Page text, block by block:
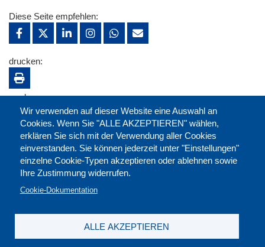
Wir verwenden auf dieser Website eine Auswahl an
Cookies. Wenn Sie "ALLE AKZEPTIEREN" wählen,
erklären Sie sich mit der Verwendung aller Cookies
einverstanden. Sie können jederzeit unter "Einstellungen"
einzelne Cookie-Typen akzeptieren oder ablehnen sowie
Ihre Zustimmung widerrufen.
Cookie-Dokumentation
ALLE AKZEPTIEREN
Diese Seite empfehlen:
drucken:
merken: